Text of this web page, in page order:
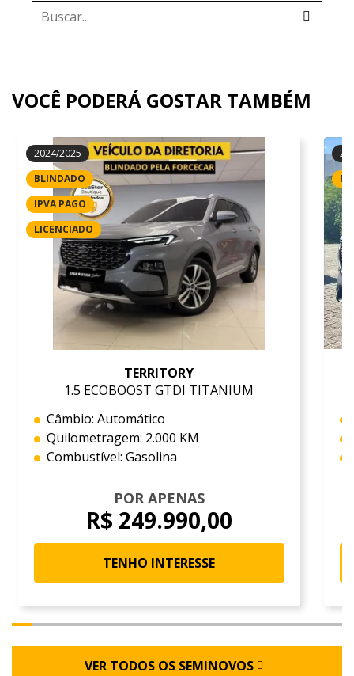
VOCÊ PODERÁ GOSTAR TAMBÉM
2024/2025
BLINDADO
IPVA PAGO
LICENCIADO
TERRITORY
1.5 ECOBOOST GTDI TITANIUM
Câmbio: Automático
Quilometragem: 2.000 KM
Combustível: Gasolina
POR APENAS
R$ 249.990,00
TENHO INTERESSE
VER TODOS OS SEMINOVOS